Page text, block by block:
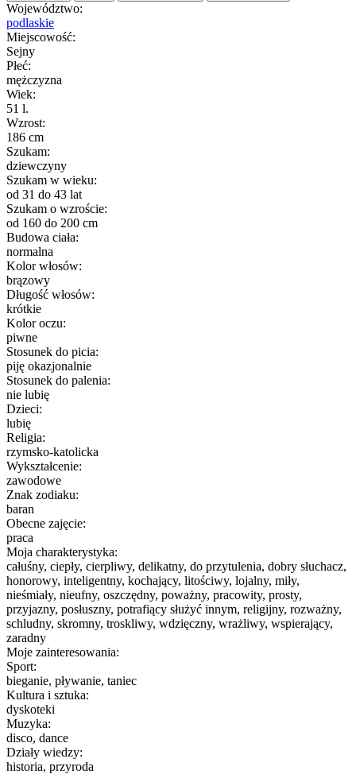
Województwo:
podlaskie
Miejscowość:
Sejny
Płeć:
mężczyzna
Wiek:
51 l.
Wzrost:
186 cm
Szukam:
dziewczyny
Szukam w wieku:
od 31 do 43 lat
Szukam o wzroście:
od 160 do 200 cm
Budowa ciała:
normalna
Kolor włosów:
brązowy
Długość włosów:
krótkie
Kolor oczu:
piwne
Stosunek do picia:
piję okazjonalnie
Stosunek do palenia:
nie lubię
Dzieci:
lubię
Religia:
rzymsko-katolicka
Wykształcenie:
zawodowe
Znak zodiaku:
baran
Obecne zajęcie:
praca
Moja charakterystyka:
całuśny, ciepły, cierpliwy, delikatny, do przytulenia, dobry słuchacz,
honorowy, inteligentny, kochający, litościwy, lojalny, miły,
nieśmiały, nieufny, oszczędny, poważny, pracowity, prosty,
przyjazny, posłuszny, potrafiący służyć innym, religijny, rozważny,
schludny, skromny, troskliwy, wdzięczny, wrażliwy, wspierający,
zaradny
Moje zainteresowania:
Sport:
bieganie, pływanie, taniec
Kultura i sztuka:
dyskoteki
Muzyka:
disco, dance
Działy wiedzy:
historia, przyroda